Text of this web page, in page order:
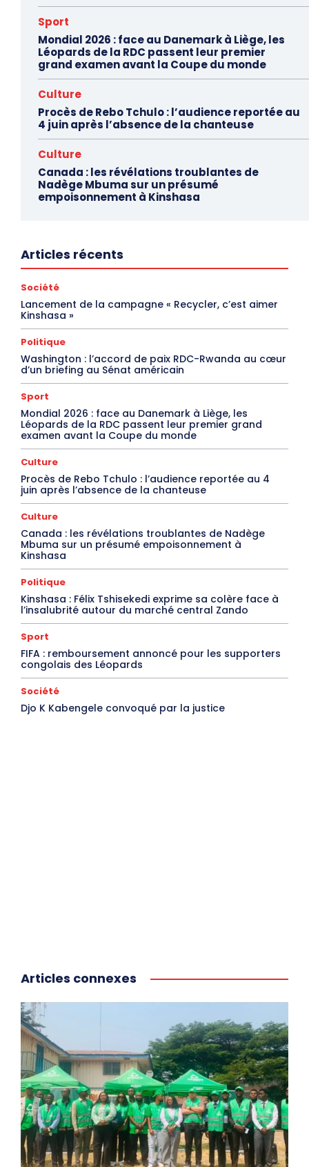
Sport
Mondial 2026 : face au Danemark à Liège, les
Léopards de la RDC passent leur premier
grand examen avant la Coupe du monde
Culture
Procès de Rebo Tchulo : l’audience reportée au
4 juin après l’absence de la chanteuse
Culture
Canada : les révélations troublantes de
Nadège Mbuma sur un présumé
empoisonnement à Kinshasa
Articles récents
Société
Lancement de la campagne « Recycler, c’est aimer
Kinshasa »
Politique
Washington : l’accord de paix RDC-Rwanda au cœur
d’un briefing au Sénat américain
Sport
Mondial 2026 : face au Danemark à Liège, les
Léopards de la RDC passent leur premier grand
examen avant la Coupe du monde
Culture
Procès de Rebo Tchulo : l’audience reportée au 4
juin après l’absence de la chanteuse
Culture
Canada : les révélations troublantes de Nadège
Mbuma sur un présumé empoisonnement à
Kinshasa
Politique
Kinshasa : Félix Tshisekedi exprime sa colère face à
l’insalubrité autour du marché central Zando
Sport
FIFA : remboursement annoncé pour les supporters
congolais des Léopards
Société
Djo K Kabengele convoqué par la justice
Articles connexes